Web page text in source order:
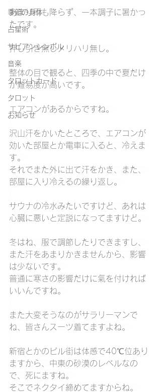
季節の身体
占星術
サビアンシンボル
音楽
タロットカード
タロット
お知らせ
あまり雨も降らず、一本調子に暑かっ
たです。
押し引き無しメリハリ無し。
整体の目で観ると、四季の中で夏だけ
が難易度が高いです。
エアコンがあるからですね。
沢山汗をかいたところで、エアコンが
効いた部屋とか電車に入ると、冷えま
す。
それでまた外に出て汗をかき、また、
部屋に入り冷えるの繰り返し。
サウナの冷水みたいですけど、あれは
心臓に悪いと定説になってますけど。
冬はね、服で調節したりできますし、
また汗をあまりかきませんから、影響
は少ないです。
普通に寒さの影響だけに氣を付ければ
いいんですね。
また大変そうなのがサラリーマンで
ね、皆さんスーツ着てますよね。
新宿とかのビル街は体感で40℃位あり
ますから、中東の砂漠のレベルなの
で、死にますね。
そこでネクタイ締めてますからね。